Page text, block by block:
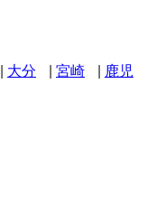
大分 宮崎 鹿児